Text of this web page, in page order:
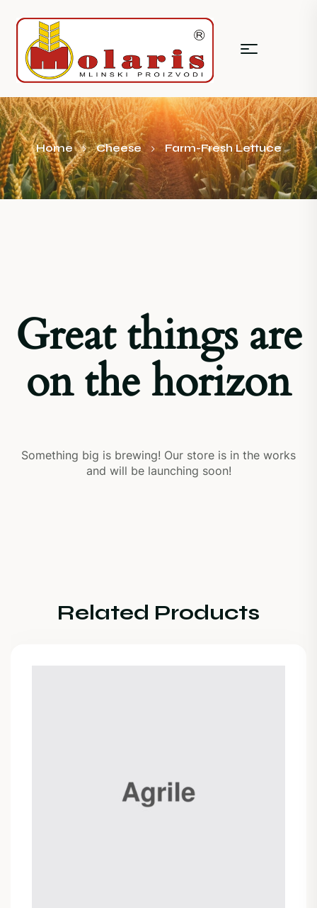
Home Cheese Farm-Fresh Lettuce
Great things are
on the horizon
Something big is brewing! Our store is in the works
and will be launching soon!
Related Products